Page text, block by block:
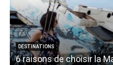
DESTINATIONS
6 raisons de choisir la